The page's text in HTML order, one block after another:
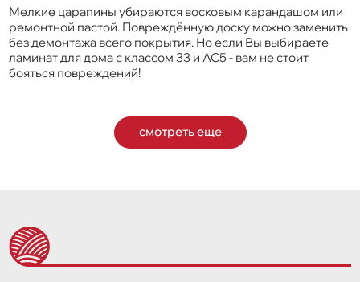
Мелкие царапины убираются восковым карандашом или
ремонтной пастой. Повреждённую доску можно заменить
без демонтажа всего покрытия. Но если Вы выбираете
ламинат для дома с классом 33 и AC5 - вам не стоит
бояться повреждений!
смотреть еще